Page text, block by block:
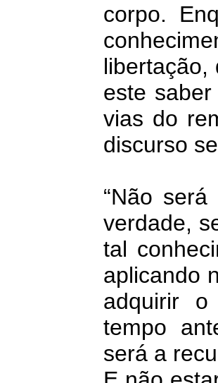
corpo.
libertação,
este
vias do
discurso
“Não
verdade,
tal
aplicando
adquirir o
tempo
será a